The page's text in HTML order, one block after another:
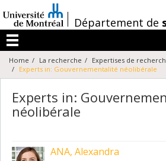
au
contenu
/Département de
Menu
Home La recherche
Expertises de
Experts in: Gouvernementalité néolibérale
Experts in:
néolibérale
ANA, Alexandra